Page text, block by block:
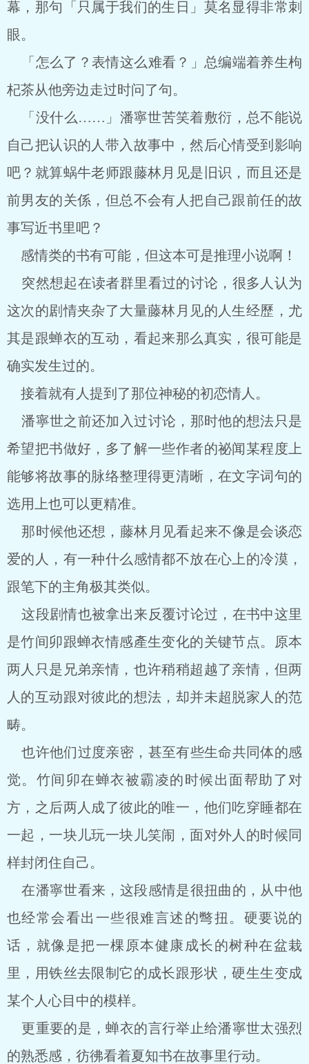
幕，那句「只属于我们的生日」莫名显得非常刺
眼。
「怎么了？表情这么难看？」总编端着养生枸
杞茶从他旁边走过时问了句。
「没什么……」潘寧世苦笑着敷衍，总不能说
自己把认识的人带入故事中，然后心情受到影响
吧？就算蜗牛老师跟藤林月见是旧识，而且还是
前男友的关係，但总不会有人把自己跟前任的故
事写近书里吧？
感情类的书有可能，但这本可是推理小说啊！
突然想起在读者群里看过的讨论，很多人认为
这次的剧情夹杂了大量藤林月见的人生经歷，尤
其是跟蝉衣的互动，看起来那么真实，很可能是
确实发生过的。
接着就有人提到了那位神秘的初恋情人。
潘寧世之前还加入过讨论，那时他的想法只是
希望把书做好，多了解一些作者的祕闻某程度上
能够将故事的脉络整理得更清晰，在文字词句的
选用上也可以更精准。
那时候他还想，藤林月见看起来不像是会谈恋
爱的人，有一种什么感情都不放在心上的冷漠，
跟笔下的主角极其类似。
这段剧情也被拿出来反覆讨论过，在书中这里
是竹间卯跟蝉衣情感產生变化的关键节点。原本
两人只是兄弟亲情，也许稍稍超越了亲情，但两
人的互动跟对彼此的想法，却并未超脱家人的范
畴。
也许他们过度亲密，甚至有些生命共同体的感
觉。竹间卯在蝉衣被霸凌的时候出面帮助了对
方，之后两人成了彼此的唯一，他们吃穿睡都在
一起，一块儿玩一块儿笑闹，面对外人的时候同
样封闭住自己。
在潘寧世看来，这段感情是很扭曲的，从中他
也经常会看出一些很难言述的彆扭。硬要说的
话，就像是把一棵原本健康成长的树种在盆栽
里，用铁丝去限制它的成长跟形状，硬生生变成
某个人心目中的模样。
更重要的是，蝉衣的言行举止给潘寧世太强烈
的熟悉感，彷彿看着夏知书在故事里行动。